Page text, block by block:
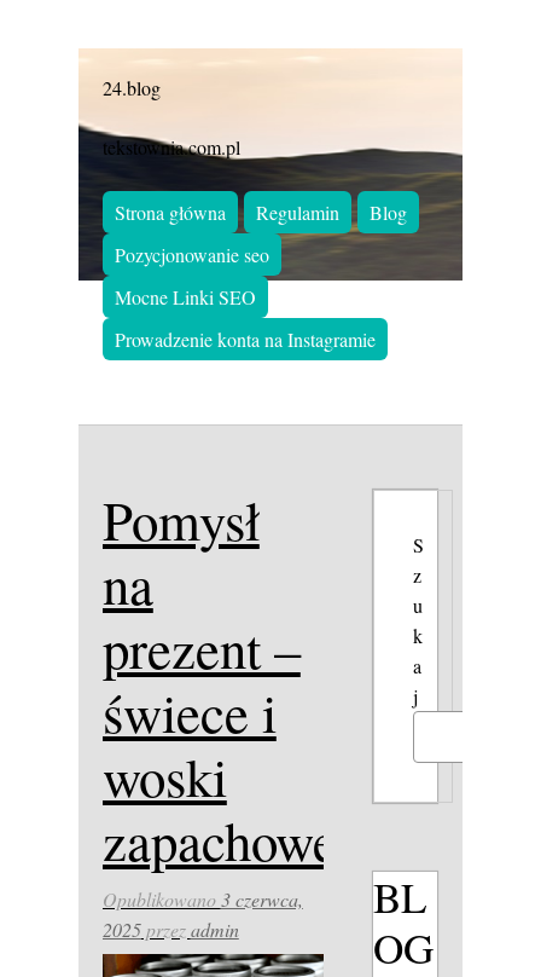
24.blog
tekstownia.com.pl
Strona główna Regulamin
Blog
Pozycjonowanie seo
Mocne Linki SEO
Prowadzenie konta na Instagramie
Pomysł
na
prezent –
świece i
woski
zapachowe
Opublikowano3 czerwca,
2025przezadmin
S
z
u
k
a
j
BL
OG